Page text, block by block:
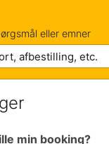
eller emner
min booking?